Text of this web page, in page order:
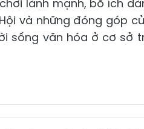
lành mạnh, bổ ích
và những đóng góp
sống văn hóa ở cơ sở